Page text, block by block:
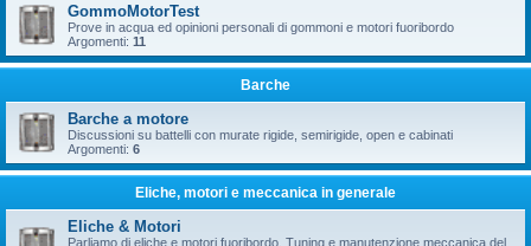
GommoMotorTest
Prove in acqua ed opinioni personali di gommoni e motori fuoribordo
Argomenti: 11
Barche
Barche a motore
Discussioni su battelli con murate rigide, semirigide, open e cabinati
Argomenti: 6
Eliche, motori e meccanica in generale
Eliche & Motori
Parliamo di eliche e motori fuoribordo. Tuning e manutenzione meccanica del